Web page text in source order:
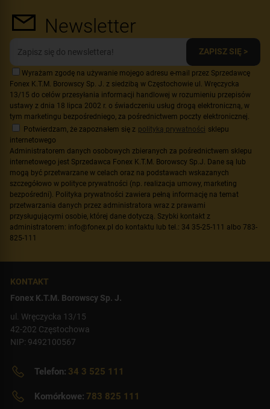
Newsletter
ZAPISZ SIĘ >
Wyrażam zgodę na używanie mojego adresu e-mail przez Sprzedawcę
Fonex K.T.M. Borowscy Sp. J. z siedzibą w Częstochowie ul. Wręczycka
13/15 do celów przesyłania informacji handlowej w rozumieniu przepisów
ustawy z dnia 18 lipca 2002 r. o świadczeniu usług drogą elektroniczną, w
tym marketingu bezpośredniego, za pośrednictwem poczty elektronicznej.
Potwierdzam, że zapoznałem się z polityką prywatności sklepu
internetowego
Administratorem danych osobowych zbieranych za pośrednictwem sklepu
internetowego jest Sprzedawca Fonex K.T.M. Borowscy Sp.J. Dane są lub
mogą być przetwarzane w celach oraz na podstawach wskazanych
szczegółowo w polityce prywatności (np. realizacja umowy, marketing
bezpośredni). Polityka prywatności zawiera pełną informację na temat
przetwarzania danych przez administratora wraz z prawami
przysługującymi osobie, której dane dotyczą. Szybki kontakt z
administratorem: info@fonex.pl do kontaktu lub tel.: 34 35-25-111 albo 783-
825-111
KONTAKT
Fonex K.T.M. Borowscy Sp. J.
ul. Wręczycka 13/15
42-202 Częstochowa
NIP: 9492100567
Telefon: 34 3 525 111
Komórkowe: 783 825 111